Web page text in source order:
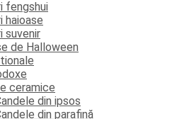
fengshui
haioase
suvenir
de Halloween
ceramice
din ipsos
din parafină